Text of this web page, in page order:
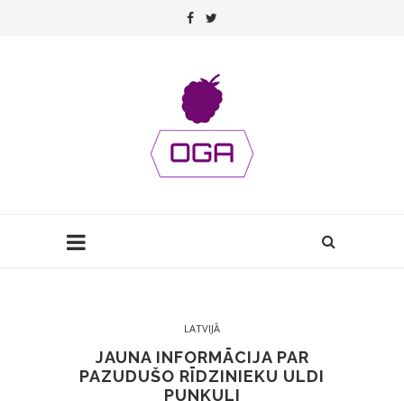
LATVIJĀ
JAUNA INFORMĀCIJA PAR
PAZUDUŠO RĪDZINIEKU ULDI
PUNKULI